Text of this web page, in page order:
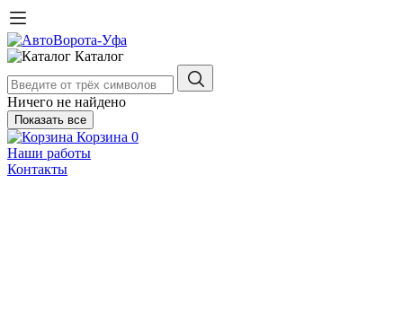
Каталог
Ничего не найдено
Показать все
Корзина 0
Наши работы
Контакты